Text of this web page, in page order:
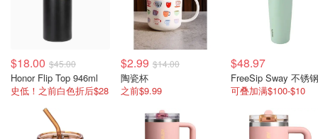
$18.00 $45.00
Honor Flip Top 946ml
史低！之前白色折后$28
$2.99 $14.00
陶瓷杯
之前$9.99
$48.97
可叠加满$100-$10